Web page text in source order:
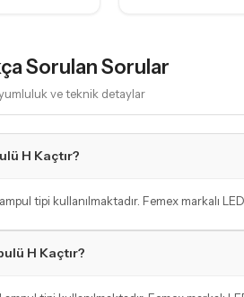
Sorulan Sorular
ve teknik detaylar
H Kaçtır?
tipi kullanılmaktadır. Femex markalı
H Kaçtır?